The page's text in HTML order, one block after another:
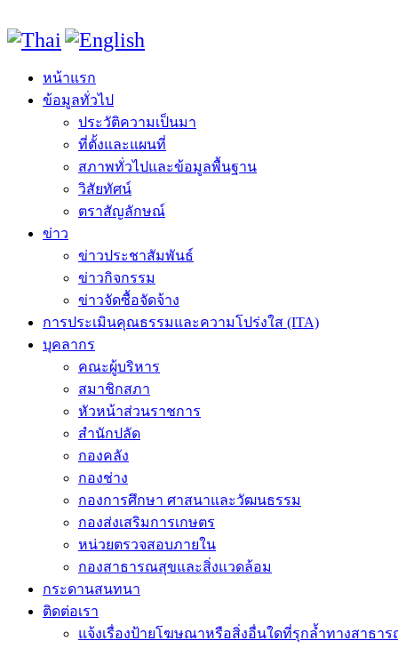
หน้าแรก
ข้อมูลทั่วไป
ประวัติความเป็นมา
ที่ตั้งและแผนที่
สภาพทั่วไปและข้อมูลพื้นฐาน
วิสัยทัศน์
ตราสัญลักษณ์
ข่าว
ข่าวประชาสัมพันธ์
ข่าวกิจกรรม
ข่าวจัดซื้อจัดจ้าง
การประเมินคุณธรรมและความโปร่งใส (ITA)
บุคลากร
คณะผู้บริหาร
สมาชิกสภา
หัวหน้าส่วนราชการ
สำนักปลัด
กองคลัง
กองช่าง
กองการศึกษา ศาสนาและวัฒนธรรม
กองส่งเสริมการเกษตร
หน่วยตรวจสอบภายใน
กองสาธารณสุขและสิ่งแวดล้อม
กระดานสนทนา
ติดต่อเรา
แจ้งเรื่องป้ายโฆษณาหรือสิ่งอื่นใดที่รุกล้ำทางสาธา